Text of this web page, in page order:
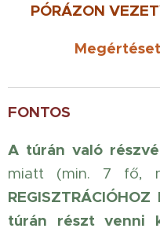
PÓRÁZON
FONTOS
A túrán való
miatt (min. 7 fő,
REGISZTRÁCIÓHOZ
túrán részt venni